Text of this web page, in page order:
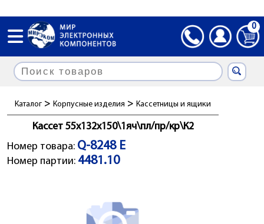
0
Каталог > Корпусные изделия > Кассетницы и ящики
Кассет 55x132x150\1яч\пл/пр/кр\К2
Номер товара: Q-8248 Е
Номер партии: 4481.10